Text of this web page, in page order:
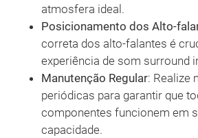
atmosfera ideal.
Posicionamento dos Alto-
correta dos alto-falantes é
experiência de som surround
Manutenção Regular: Realize
periódicas para garantir que
componentes funcionem em
capacidade.